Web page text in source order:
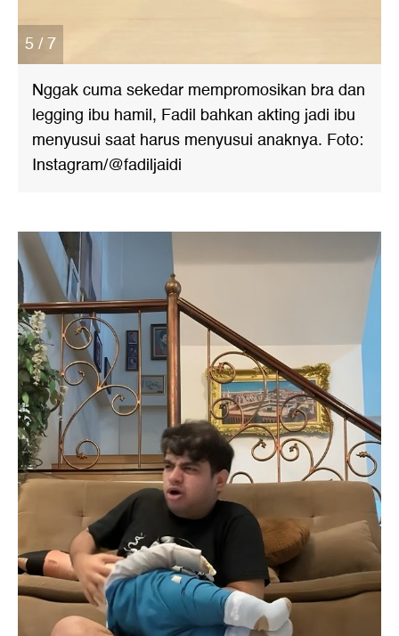
5 / 7
Nggak cuma sekedar mempromosikan bra dan
legging ibu hamil, Fadil bahkan akting jadi ibu
menyusui saat harus menyusui anaknya. Foto:
Instagram/@fadiljaidi